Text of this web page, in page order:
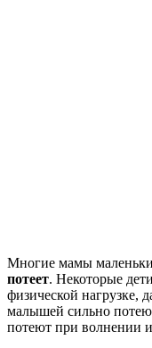
Многие мамы
потеет. Некоторые
физической нагрузке,
малышей сильно
потеют при волнении